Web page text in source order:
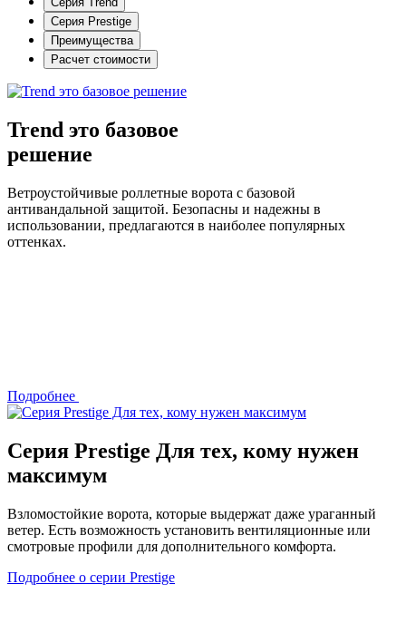
Серия Prestige
Преимущества
Расчет стоимости
Trend это базовое
решение
Ветроустойчивые роллетные ворота с базовой
антивандальной защитой. Безопасны и надежны в
использовании, предлагаются в наиболее популярных
оттенках.
Подробнее
Серия Prestige Для тех, кому нужен
максимум
Взломостойкие ворота, которые выдержат даже ураганный
ветер. Есть возможность установить вентиляционные или
смотровые профили для дополнительного комфорта.
Подробнее о серии Prestige